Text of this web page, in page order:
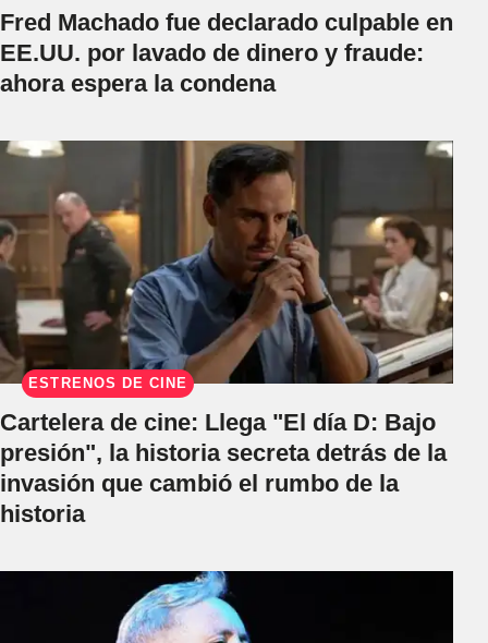
Fred Machado fue declarado culpable en
EE.UU. por lavado de dinero y fraude:
ahora espera la condena
ESTRENOS DE CINE
Cartelera de cine: Llega "El día D: Bajo
presión", la historia secreta detrás de la
invasión que cambió el rumbo de la
historia